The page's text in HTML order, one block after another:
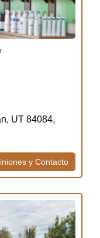
UT 84084,
y Contacto